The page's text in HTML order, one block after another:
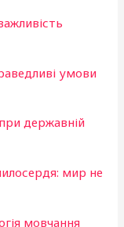
умови
державній
мир не
мовчання